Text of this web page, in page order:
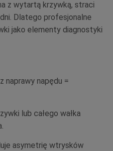
z wytartą krzywką, straci
Dlatego profesjonalne
jako elementy diagnostyki
naprawy napędu =
lub całego wałka
asymetrię wtrysków